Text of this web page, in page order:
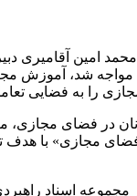
امین
شد، آموزش
در فضای مجازی،
مجازی» با
از مجموعه اسناد